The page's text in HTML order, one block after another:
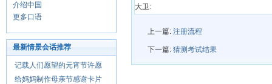
介绍中国
更多口语
最新情景会话推荐
记载人们愿望的元宵节许愿
给妈妈制作母亲节感谢卡片
大卫:
上一篇: 注册流程
下一篇: 猜测考试结果